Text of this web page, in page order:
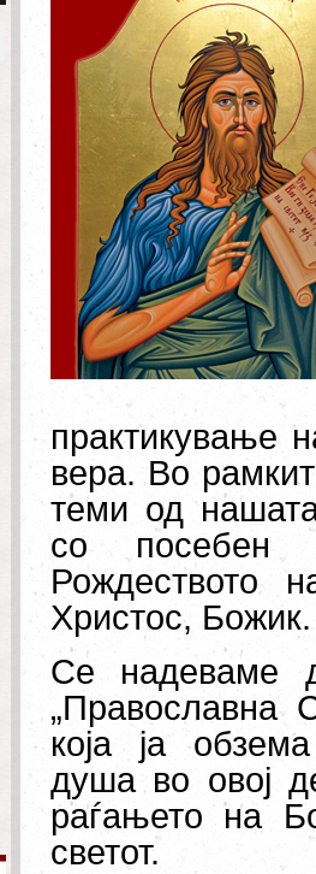
практикување
вера. Во
теми од
со посебен
Рождеството
Христос, Божик.
Се надеваме
„Православна
која ја
душа во овој
раѓањето на
светот.